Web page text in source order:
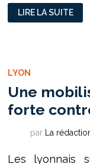
FUSION
ASSEDIC/ANPE
:
RÉALITÉ
LIRE LA SUITE
LYON
Une
forte
par La
Les lyonnais